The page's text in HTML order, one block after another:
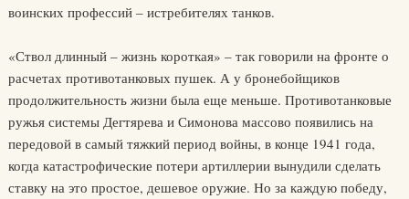
воинских профессий – истребителях танков.
«Ствол длинный – жизнь короткая» – так говорили на фронте о
расчетах противотанковых пушек. А у бронебойщиков
продолжительность жизни была еще меньше. Противотанковые
ружья системы Дегтярева и Симонова массово появились на
передовой в самый тяжкий период войны, в конце 1941 года,
когда катастрофические потери артиллерии вынудили сделать
ставку на это простое, дешевое оружие. Но за каждую победу,